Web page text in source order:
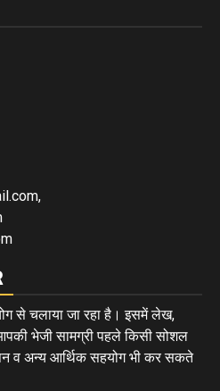
से चलाया जा रहा है। इसमें लेख,
भेजी सामग्री पहले किसी सोशल
व अन्य आर्थिक सहयोग भी कर सकते